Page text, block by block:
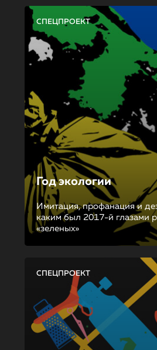
СПЕЦПРОЕКТ
Год экологии
Имитация, профанация и
каким был 2017-й глазами
«зеленых»
СПЕЦПРОЕКТ